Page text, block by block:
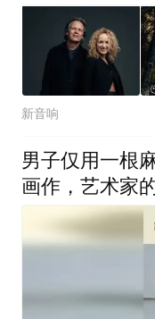
新音响
男子仅用一根
画作，艺术家